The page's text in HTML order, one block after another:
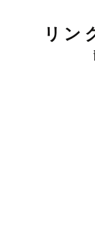
リン